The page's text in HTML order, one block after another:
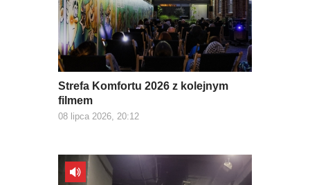
Strefa Komfortu 2026 z kolejnym
filmem
08 lipca 2026, 20:12